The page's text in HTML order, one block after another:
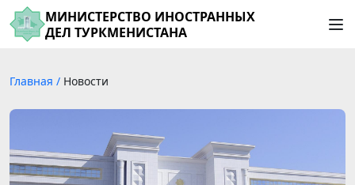
МИНИСТЕРСТВО ИНОСТРАННЫХ
ДЕЛ ТУРКМЕНИСТАНА
Главная / Новости